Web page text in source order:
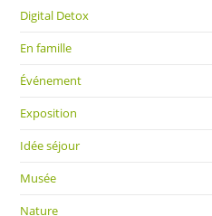
Digital Detox
En famille
Événement
Exposition
Idée séjour
Musée
Nature